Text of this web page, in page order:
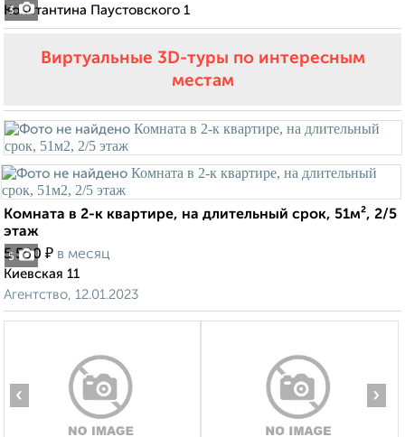
3
Константина Паустовского 1
Виртуальные 3D-туры по интересным
местам
5
Комната в 2-к квартире, на длительный срок, 51м², 2/5
этаж
5 500 ₽ в месяц
Киевская 11
Агентство, 12.01.2023
‹ ›